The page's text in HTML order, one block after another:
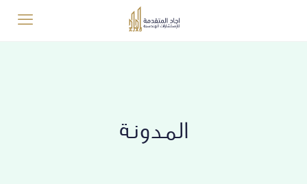
المدونة